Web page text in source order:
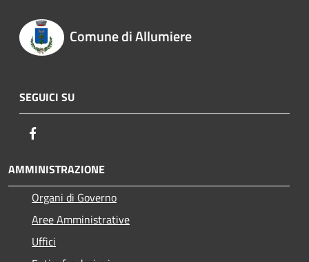
Comune di Allumiere
SEGUICI SU
AMMINISTRAZIONE
Organi di Governo
Aree Amministrative
Uffici